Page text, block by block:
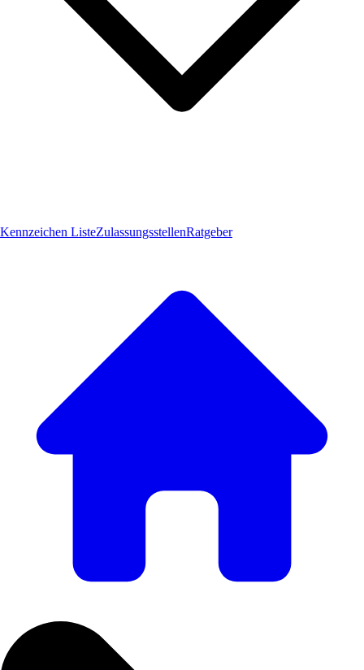
Kennzeichen ListeZulassungsstellenRatgeber